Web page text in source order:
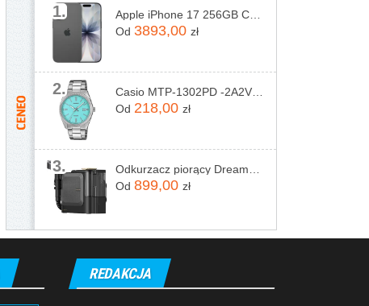
1.
Od 3893,00 zł
2.
Od 218,00 zł
3.
Od 899,00 zł
REDAKCJA